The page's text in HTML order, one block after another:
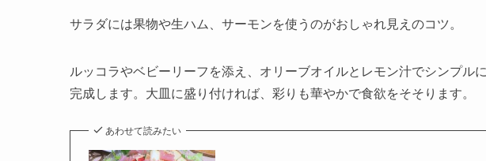
サラダには果物や生ハム、サーモンを使うのがおしゃれ見えのコツ。
ルッコラやベビーリーフを添え、オリーブオイルとレモン汁でシンプル
完成します。大皿に盛り付ければ、彩りも華やかで食欲をそそります。
あわせて読みたい